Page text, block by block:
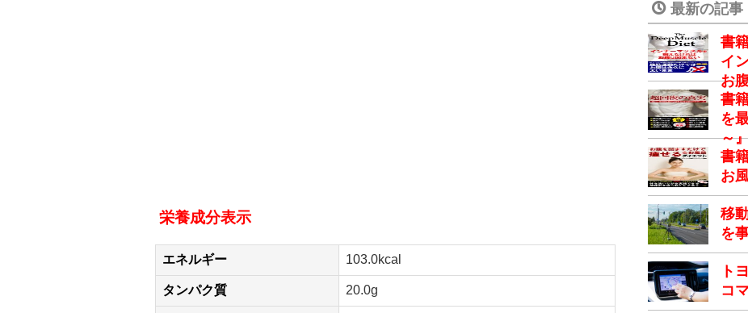
栄養成分表示
エネルギー 103.0kcal
タンパク質 20.0g
最新の記事
書
イ
お
書
を
～
書
お
移
を
ト
コ